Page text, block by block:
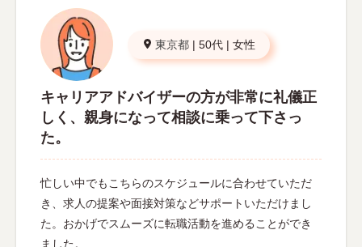
東京都 | 50代 | 女性
キャリアアドバイザーの方が非常に礼儀正
しく、親身になって相談に乗って下さっ
た。
忙しい中でもこちらのスケジュールに合わせていただ
き、求人の提案や面接対策などサポートいただけまし
た。おかげでスムーズに転職活動を進めることができ
ました。